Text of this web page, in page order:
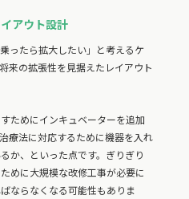
アウト設計
ったら拡大したい」と考えるケ
来の拡張性を見据えたレイアウト
ためにインキュベーターを追加
療法に対応するために機器を入れ
か、といった点です。ぎりぎり
めに大規模な改修工事が必要に
ならなくなる可能性もありま